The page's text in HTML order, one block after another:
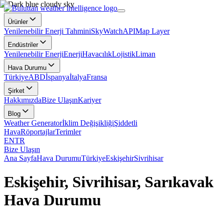
Ürünler
Yenilenebilir Enerji TahminiSkyWatchAPIMap Layer
Endüstriler
Yenilenebilir EnerjiEnerjiHavacılıkLojistikLiman
Hava Durumu
TürkiyeABDİspanyaİtalyaFransa
Şirket
HakkımızdaBize UlaşınKariyer
Blog
Weather Generatorİklim DeğişikliğiŞiddetli
HavaRöportajlarTerimler
ENTR
Bize Ulaşın
Ana SayfaHava DurumuTürkiyeEskişehirSivrihisar
Eskişehir, Sivrihisar, Sarıkavak
Hava Durumu